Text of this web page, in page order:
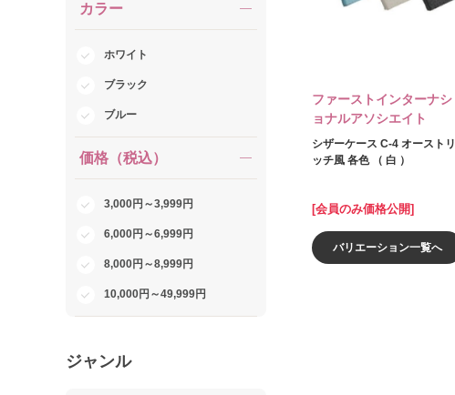
カラー
ホワイト
ブラック
ブルー
価格（税込）
3,000円～3,999円
6,000円～6,999円
8,000円～8,999円
10,000円～49,999円
ジャンル
ファーストインターナシ
ョナルアソシエイト
シザーケース C‐4 オーストリ
ッチ風 各色 （ 白 ）
[会員のみ価格公開]
バリエーション一覧へ